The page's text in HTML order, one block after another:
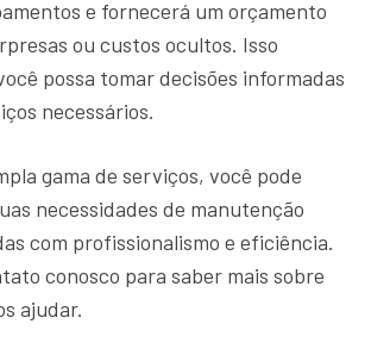
e fornecerá um orçamento
ou custos ocultos. Isso
possa tomar decisões informadas
necessários.
gama de serviços, você pode
necessidades de manutenção
com profissionalismo e eficiência.
conosco para saber mais sobre
ajudar.